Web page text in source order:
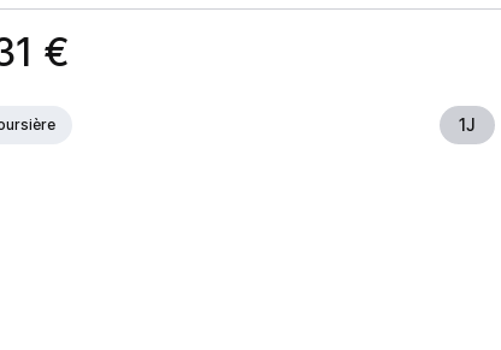
€
1J